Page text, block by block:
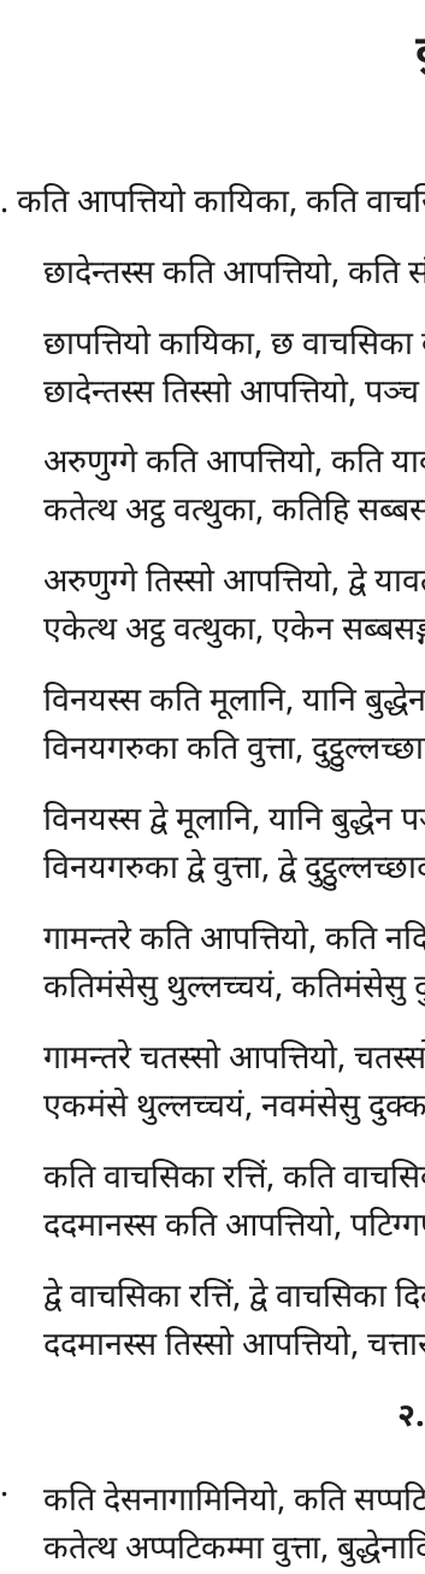
. कति आपत्तियो कायिका, कति
छादेन्तस्स कति आपत्तियो, कति
छापत्तियो कायिका, छ
छादेन्तस्स तिस्सो आपत्तियो,
अरुणुग्गे कति आपत्तियो, कति
कतेत्थ अट्ठ वत्थुका, कतिहि
अरुणुग्गे तिस्सो आपत्तियो, द्वे
एकेत्थ अट्ठ वत्थुका, एकेन
विनयस्स कति मूलानि, यानि
विनयगरुका कति वुत्ता,
विनयस्स द्वे मूलानि, यानि बुद्धेन
विनयगरुका द्वे वुत्ता, द्वे
गामन्तरे कति आपत्तियो, कति
कतिमंसेसु थुल्लच्चयं, कतिमंसेसु
गामन्तरेचतस्सो आपत्तियो,
एकमंसे थुल्लच्चयं, नवमंसेसु
कति वाचसिका रत्तिं, कति
ददमानस्स कति आपत्तियो,
द्वेवाचसिका रत्तिं, द्वे वाचसिका
ददमानस्स तिस्सो आपत्तियो,
.
कति देसनागामिनियो, कति
कतेत्थ अप्पटिकम्मा वुत्ता,